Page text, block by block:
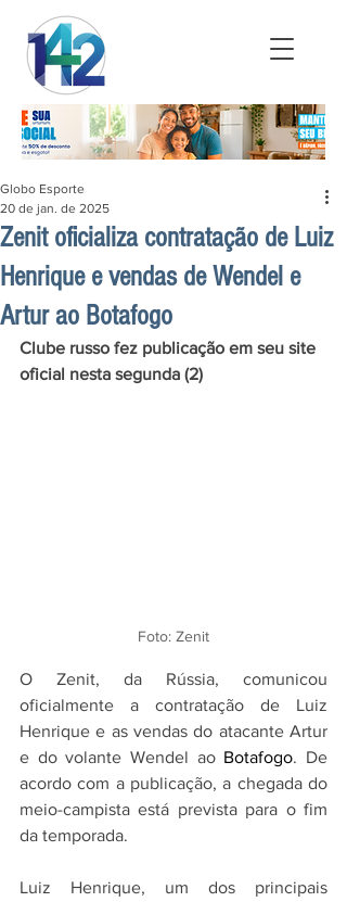
Zenit oficializa contratação de Luiz
Henrique e vendas de Wendel e
Artur ao Botafogo
Globo Esporte
20 de jan. de 2025
Clube russo fez publicação em seu site
oficial nesta segunda (2)
Foto: Zenit
O Zenit, da Rússia, comunicou
oficialmente a contratação de Luiz
Henrique e as vendas do atacante Artur
e do volante Wendel ao Botafogo. De
acordo com a publicação, a chegada do
meio-campista está prevista para o fim
da temporada.
Luiz Henrique, um dos principais